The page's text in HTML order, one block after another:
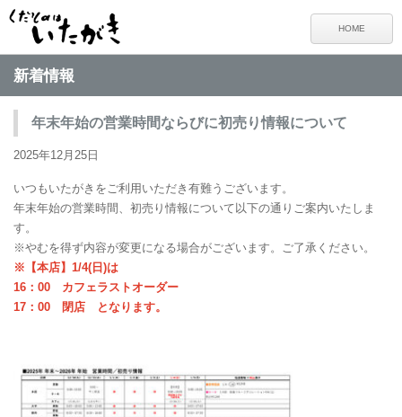
HOME
新着情報
年末年始の営業時間ならびに初売り情報について
2025年12月25日
いつもいたがきをご利用いただき有難うございます。
年末年始の営業時間、初売り情報について以下の通りご案内いたしま
す。
※やむを得ず内容が変更になる場合がございます。ご了承ください。
※【本店】1/4(日)は
16：00 カフェラストオーダー
17：00 閉店 となります。